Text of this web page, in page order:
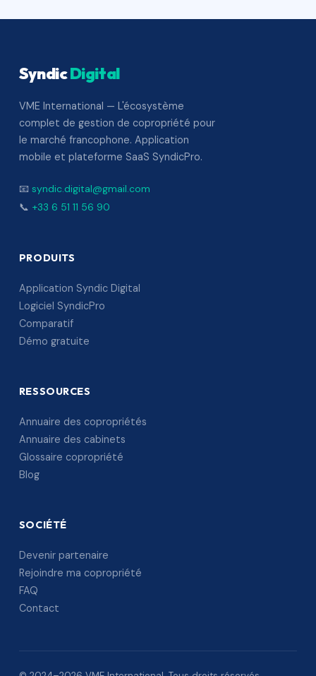
SyndicDigital
VME International — L'écosystème
complet de gestion de copropriété pour
le marché francophone. Application
mobile et plateforme SaaS SyndicPro.
📧 syndic.digital@gmail.com
📞 +33 6 51 11 56 90
PRODUITS
Application Syndic Digital
Logiciel SyndicPro
Comparatif
Démo gratuite
RESSOURCES
Annuaire des copropriétés
Annuaire des cabinets
Glossaire copropriété
Blog
SOCIÉTÉ
Devenir partenaire
Rejoindre ma copropriété
FAQ
Contact